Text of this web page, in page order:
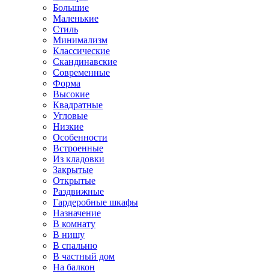
Большие
Маленькие
Стиль
Минимализм
Классические
Скандинавские
Современные
Форма
Высокие
Квадратные
Угловые
Низкие
Особенности
Встроенные
Из кладовки
Закрытые
Открытые
Раздвижные
Гардеробные шкафы
Назначение
В комнату
В нишу
В спальню
В частный дом
На балкон